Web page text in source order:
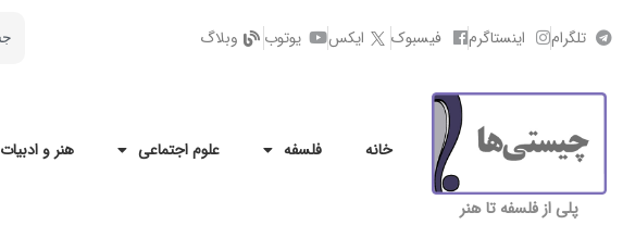
تلگرام اینستاگرم فیسبوک ایکس یوتوب وبلاگ
پلی از فلسفه تا هنر
خانه فلسفه علوم اجتماعی هنر و ادبیات